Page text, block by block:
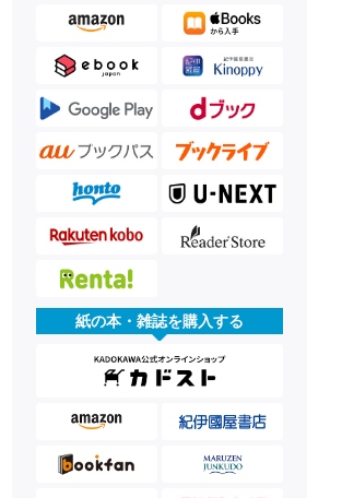
紙の本・雑誌を購入する